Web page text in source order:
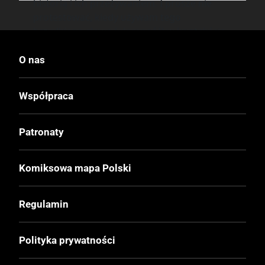
historią i ich przeżywaniem. I prosze nie
brzydkiego słowa (ułomność) w kontekście
osobistej perspektywy tym właśnie są,
“jedynie” objawy choroby.
To nie pierwszy raz, kiedy autor bądź
autorka komiksowa opowiada o depresji.
Nauczyliśmy się traktować ją w końcu jak
chorobę, a jednak dla Zoe, analizującej
swoje, zachowania i przeżycia, jej przypadek
jest irytującą ułomnością, który naznacza jej
życie i stosunek do niego. Twórcze
opowiadanie o tym, że jest źle, że życie jest,
nie bójmy się użyć tego słowa - chujowe,
stało się wśród młodych ludzi (tak od nastu
O nas
Współpraca
Patronaty
Komiksowa mapa Polski
Regulamin
Polityka prywatności